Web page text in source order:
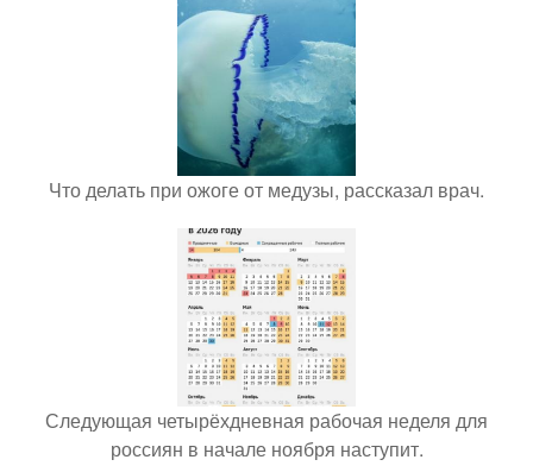
Что делать при ожоге от медузы, рассказал врач.
Следующая четырёхдневная рабочая неделя для
россиян в начале ноября наступит.